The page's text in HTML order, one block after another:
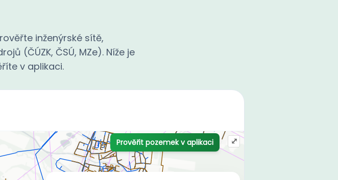
inženýrské sítě,
(ČÚZK, ČSÚ, MZe). Níže je
v aplikaci.